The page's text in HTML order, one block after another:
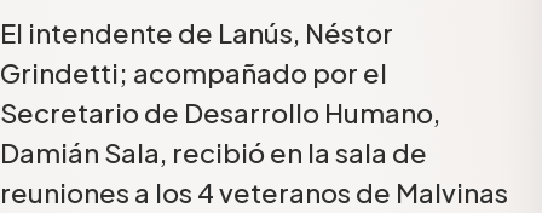
El intendente de Lanús, Néstor
Grindetti; acompañado por el
Secretario de Desarrollo Humano,
Damián Sala, recibió en la sala de
reuniones a los 4 veteranos de Malvinas